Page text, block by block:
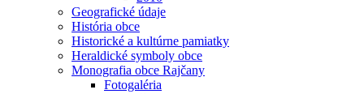
Geografické údaje
História obce
Historické a kultúrne pamiatky
Heraldické symboly obce
Monografia obce Rajčany
Fotogaléria